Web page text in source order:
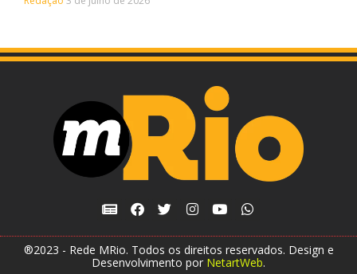
®2023 - Rede MRio. Todos os direitos reservados. Design e
Desenvolvimento por NetartWeb.